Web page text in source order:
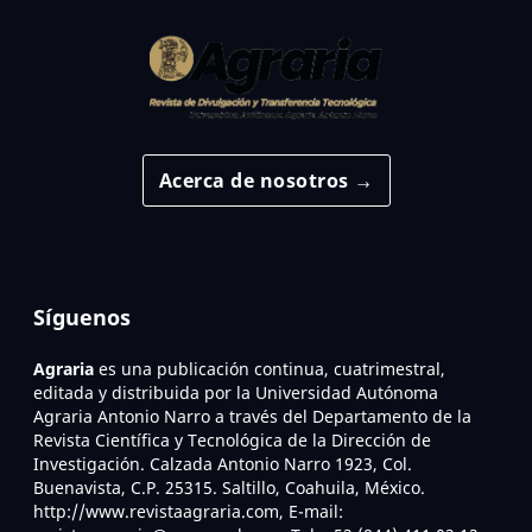
Acerca de nosotros →
Síguenos
Agraria es una publicación continua, cuatrimestral,
editada y distribuida por la Universidad Autónoma
Agraria Antonio Narro a través del Departamento de la
Revista Científica y Tecnológica de la Dirección de
Investigación. Calzada Antonio Narro 1923, Col.
Buenavista, C.P. 25315. Saltillo, Coahuila, México.
http://www.revistaagraria.com, E-mail: